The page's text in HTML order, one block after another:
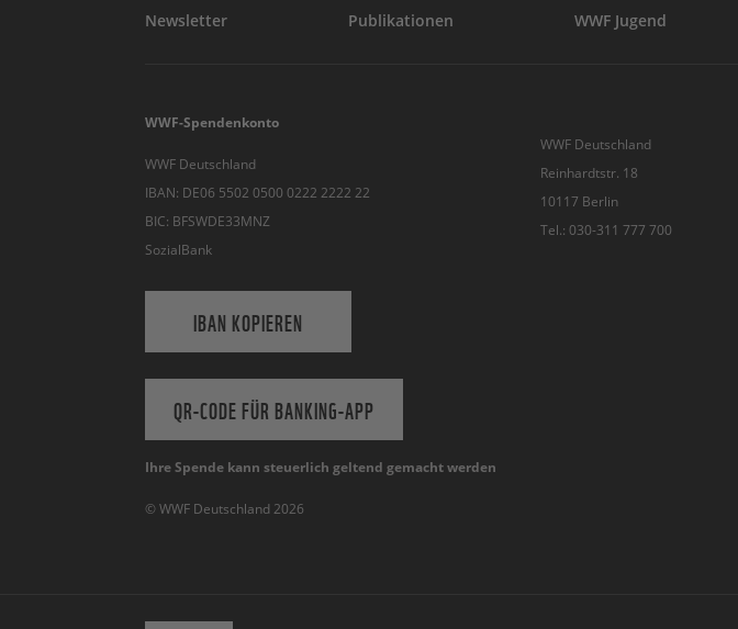
Newsletter Publikationen WWF Jugend
WWF-Spendenkonto
WWF Deutschland
IBAN: DE06 5502 0500 0222 2222 22
BIC: BFSWDE33MNZ
SozialBank
IBAN KOPIEREN
QR-CODE FÜR BANKING-APP
WWF Deutschland
Reinhardtstr. 18
10117 Berlin
Tel.: 030-311 777 700
Ihre Spende kann steuerlich geltend gemacht werden
© WWF Deutschland 2026